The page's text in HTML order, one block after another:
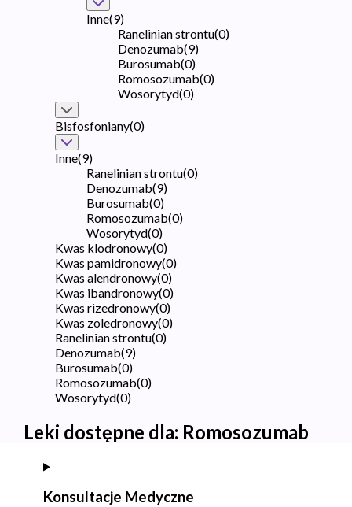
Inne(9)
Ranelinian strontu(0)
Denozumab(9)
Burosumab(0)
Romosozumab(0)
Wosorytyd(0)
Bisfosfoniany(0)
Inne(9)
Ranelinian strontu(0)
Denozumab(9)
Burosumab(0)
Romosozumab(0)
Wosorytyd(0)
Kwas klodronowy(0)
Kwas pamidronowy(0)
Kwas alendronowy(0)
Kwas ibandronowy(0)
Kwas rizedronowy(0)
Kwas zoledronowy(0)
Ranelinian strontu(0)
Denozumab(9)
Burosumab(0)
Romosozumab(0)
Wosorytyd(0)
Leki dostępne dla: Romosozumab
Konsultacje Medyczne